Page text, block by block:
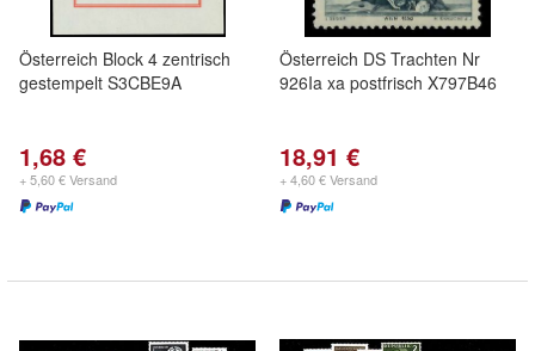
Österreich Block 4 zentrisch
gestempelt S3CBE9A
1,68 €
+ 5,60 € Versand
Österreich DS Trachten Nr
926Ia xa postfrisch X797B46
18,91 €
+ 4,60 € Versand